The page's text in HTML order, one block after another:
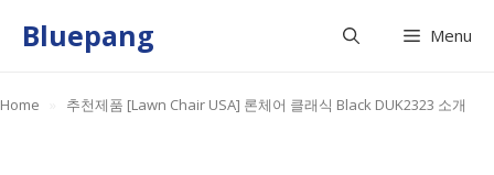
Bluepang Menu
Home 추천제품 [Lawn Chair USA] 론체어 클래식 Black DUK2323 소개